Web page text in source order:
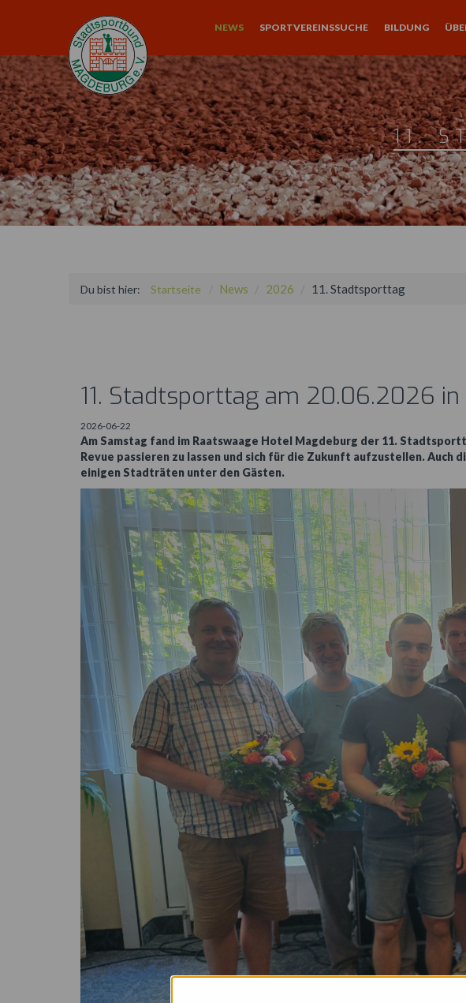
NEWS SPORTVEREINSSUCHE BILDUNG
11.
Du bist hier: Startseite News 2026 11. Stadtsporttag
11. Stadtsporttag am 20.06.2026 in
2026-06-22
Am Samstag fand im Raatswaage Hotel Magdeburg der 11.
Revue passieren zu lassen und sich für die Zukunft aufzustellen. Auch
einigen Stadträten unter den Gästen.